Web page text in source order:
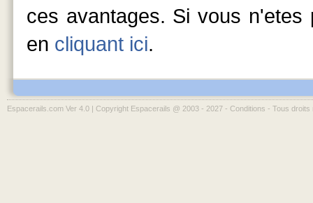
ces avantages. Si vous
en cliquant ici.
Espacerails.com Ver 4.0 | Copyright Espacerails @ 2003 - 2027 - Conditions - Tous droits